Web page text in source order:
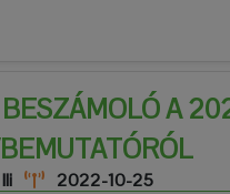
A
2022-10-25